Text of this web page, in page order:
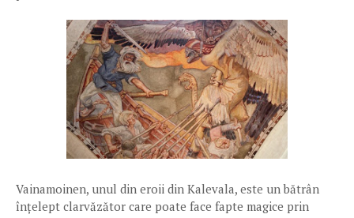
Vainamoinen, unul din eroii din Kalevala, este un bătrân
înțelept clarvăzător care poate face fapte magice prin